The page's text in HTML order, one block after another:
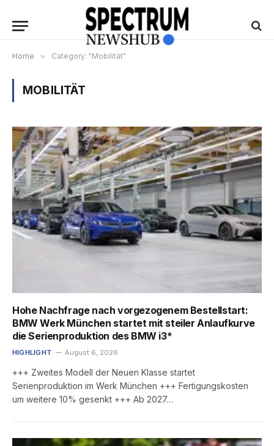
Home » Category: "Mobilität"
MOBILITÄT
Hohe Nachfrage nach vorgezogenem Bestellstart:
BMW Werk München startet mit steiler Anlaufkurve
die Serienproduktion des BMW i3*
HIGHLIGHT August 6, 2026
+++ Zweites Modell der Neuen Klasse startet
Serienproduktion im Werk München +++ Fertigungskosten
um weitere 10% gesenkt +++ Ab 2027…